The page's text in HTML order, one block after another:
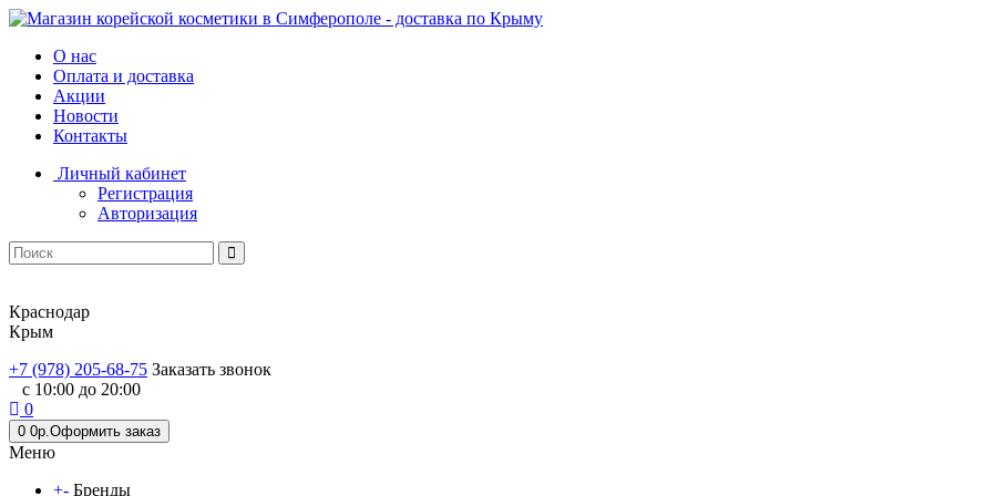
О нас
Оплата и доставка
Акции
Новости
Контакты
Личный кабинет
Регистрация
Авторизация
Краснодар
Крым
+7 (978) 205-68-75 Заказать звонок
с 10:00 до 20:00
0
0 0р.Оформить заказ
Меню
+- Бренды